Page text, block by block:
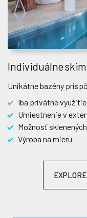
Individuálne
Unikátne bazény
Iba privátne využitie
Umiestnenie v
Možnosť
Výroba na mieru